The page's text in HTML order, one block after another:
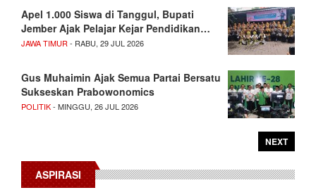
Apel 1.000 Siswa di Tanggul, Bupati
Jember Ajak Pelajar Kejar Pendidikan…
JAWA TIMUR - RABU, 29 JUL 2026
Gus Muhaimin Ajak Semua Partai Bersatu
Sukseskan Prabowonomics
POLITIK- MINGGU, 26 JUL 2026
NEXT
ASPIRASI